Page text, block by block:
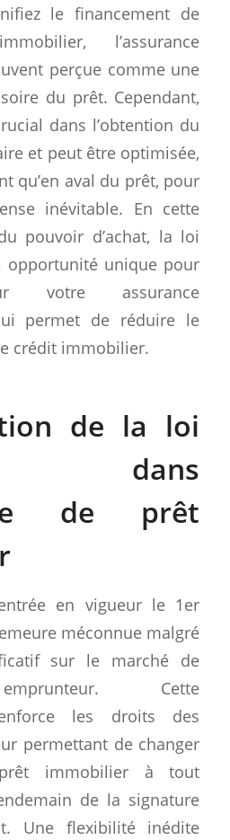
le financement de
l’assurance
perçue comme une
du prêt. Cependant,
dans l’obtention du
et peut être optimisée,
qu’en aval du prêt, pour
inévitable. En cette
pouvoir d’achat, la loi
opportunité unique pour
votre assurance
permet de réduire le
crédit immobilier.
de la loi
dans
de prêt
en vigueur le 1er
méconnue malgré
sur le marché de
Cette
les droits des
permettant de changer
prêt immobilier à tout
de la signature
Une flexibilité inédite